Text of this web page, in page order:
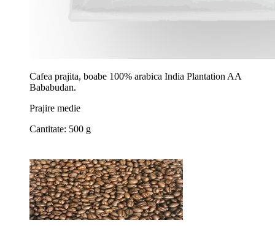
Cafea prajita, boabe 100% arabica India Plantation AA
Bababudan.
Prajire medie
Cantitate: 500 g